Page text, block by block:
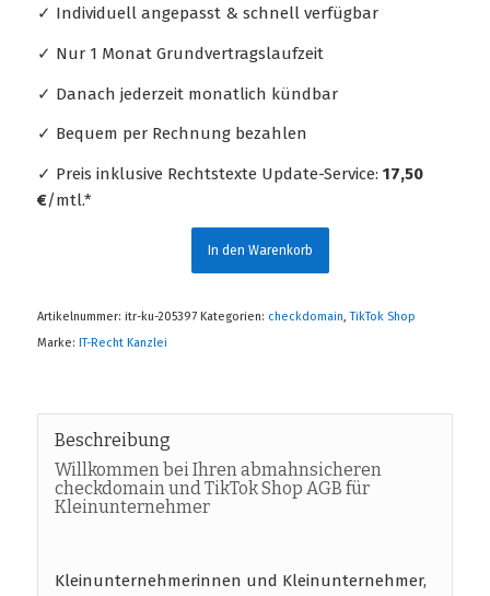
✓ Individuell angepasst & schnell verfügbar
✓ Nur 1 Monat Grundvertragslaufzeit
✓ Danach jederzeit monatlich kündbar
✓ Bequem per Rechnung bezahlen
✓ Preis inklusive Rechtstexte Update-Service: 17,50
€/mtl.*
In den Warenkorb
Artikelnummer: itr-ku-205397 Kategorien: checkdomain,TikTok Shop
Marke: IT-Recht Kanzlei
Beschreibung
Willkommen bei Ihren abmahnsicheren
checkdomain und TikTok Shop AGB für
Kleinunternehmer
Kleinunternehmerinnen und Kleinunternehmer,